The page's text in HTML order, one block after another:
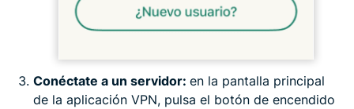
Conéctate a un servidor: en la pantalla principal
de la aplicación VPN, pulsa el botón de encendido